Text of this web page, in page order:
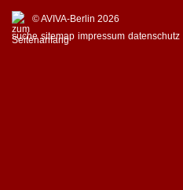
© AVIVA-Berlin 2026
suche sitemap impressum datenschutz